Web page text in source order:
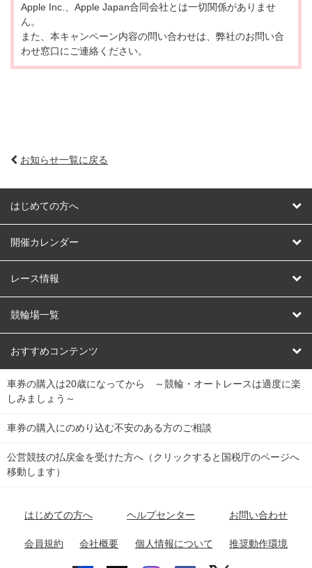
Apple Inc.、Apple Japan合同会社とは一切関係がありませ
ん。
また、本キャンペーン内容の問い合わせは、弊社のお問い合
わせ窓口にご連絡ください。
お知らせ一覧に戻る
はじめての方へ
はじめての方へ
開催カレンダー
競輪
オートレース
競輪くじ
Dokanto!
チャリロトプラザ
レース情報
レース予想
レース結果
キャリーオーバー一覧
競輪場一覧
北日本 函館競輪場
関
東
弥彦競輪場 前橋競輪場 取手競輪場 宇都宮競輪場
関
東
小田原競輪場
名古屋競輪場 岐阜競輪場 大垣競輪場 豊橋競輪場
富山競輪場 松阪競輪場 四日市競輪場
おすすめコンテンツ
競輪選手情報
Perfecta Navi
netkeirin
車券の購入は20歳になってから ～競輪・オートレースは適度に楽
しみましょう～
車券の購入にのめり込む不安のある方のご相談
公営競技の払戻金を受けた方へ（クリックすると国税庁のページへ
移動します）
はじめての方へ ヘルプセンター お問い合わせ
会員規約 会社概要 個人情報について 推奨動作環境